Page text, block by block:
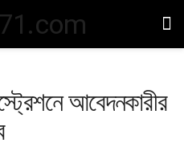
আবেদনকারীর